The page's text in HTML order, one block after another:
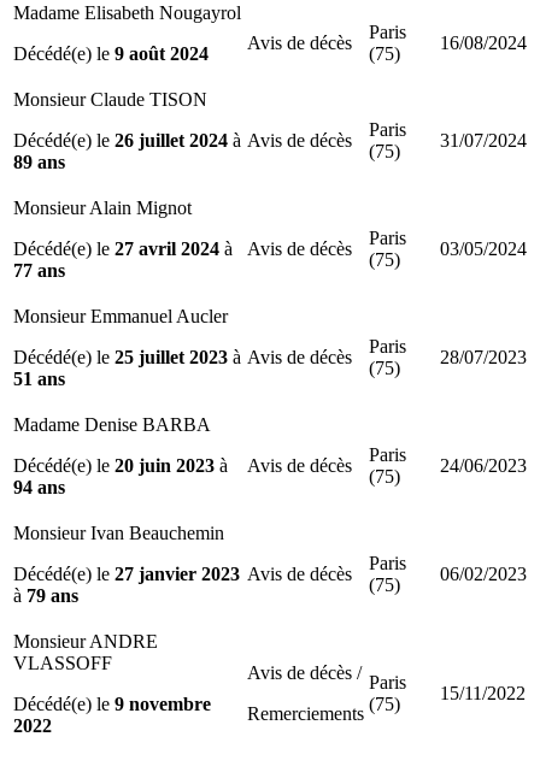
Madame Elisabeth Nougayrol
Décédé(e) le 9 août 2024
Avis de décès
Paris
(75)
16/08/2024
Monsieur Claude TISON
Décédé(e) le 26 juillet 2024 à
89 ans
Avis de décès
Paris
(75)
31/07/2024
Monsieur Alain Mignot
Décédé(e) le 27 avril 2024 à
77 ans
Avis de décès
Paris
(75)
03/05/2024
Monsieur Emmanuel Aucler
Décédé(e) le 25 juillet 2023 à
51 ans
Avis de décès
Paris
(75)
28/07/2023
Madame Denise BARBA
Décédé(e) le 20 juin 2023 à
94 ans
Avis de décès
Paris
(75)
24/06/2023
Monsieur Ivan Beauchemin
Décédé(e) le 27 janvier 2023
à 79 ans
Avis de décès
Paris
(75)
06/02/2023
Monsieur ANDRE
VLASSOFF
Décédé(e) le 9 novembre
2022
Avis de décès /
Remerciements
Paris
(75)
15/11/2022